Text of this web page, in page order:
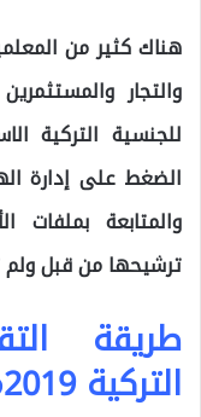
هناك كثير من
والتجار
للجنسية التركية
الضغط على إدارة
والمتابعة بملفات
ترشيحها من قبل
طريقة
التركية 2019م والخطوات كاملة